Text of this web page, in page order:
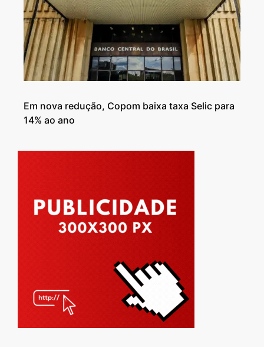
Em nova redução, Copom baixa taxa Selic para
14% ao ano